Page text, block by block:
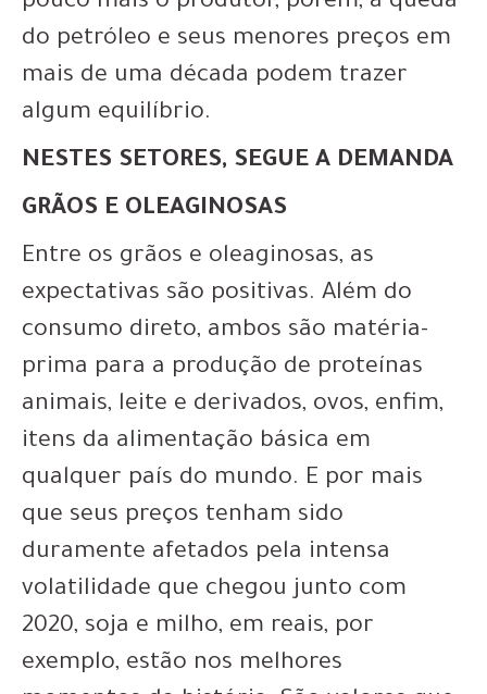
do petróleo e seus menores preços em
mais de uma década podem trazer
algum equilíbrio.
NESTES SETORES, SEGUE A DEMANDA
GRÃOS E OLEAGINOSAS
Entre os grãos e oleaginosas, as
expectativas são positivas. Além do
consumo direto, ambos são matéria-
prima para a produção de proteínas
animais, leite e derivados, ovos, enfim,
itens da alimentação básica em
qualquer país do mundo. E por mais
que seus preços tenham sido
duramente afetados pela intensa
volatilidade que chegou junto com
2020, soja e milho, em reais, por
exemplo, estão nos melhores